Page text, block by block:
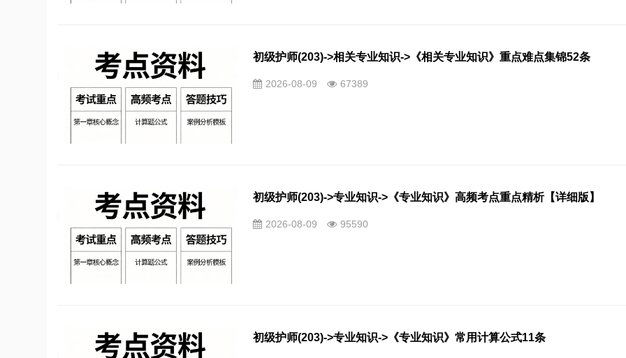
初级护师(203)->相关专业知识->《相关专业知识》重点难点集锦52条
2026-08-09 67389
初级护师(203)->专业知识->《专业知识》高频考点重点精析【详细版】
2026-08-09 95590
初级护师(203)->专业知识->《专业知识》常用计算公式11条